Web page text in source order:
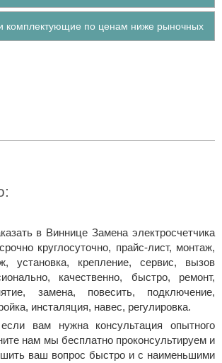
и комплектующие по ценам ниже рыночных
в Виннице Замена электросчетчика
круглосуточно, прайс-лист, монтаж,
установка, крепление, сервис, вызов
качественно, быстро, ремонт,
замена, повесить, подключение,
инсталяция, навес, регулировка.
вам нужна консультация опытного
нам мы бесплатно проконсультируем и
ваш вопрос быстро и с наименьшими